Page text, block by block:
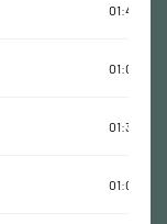
01:47:33
01:02:17
01:38:01
01:06:01